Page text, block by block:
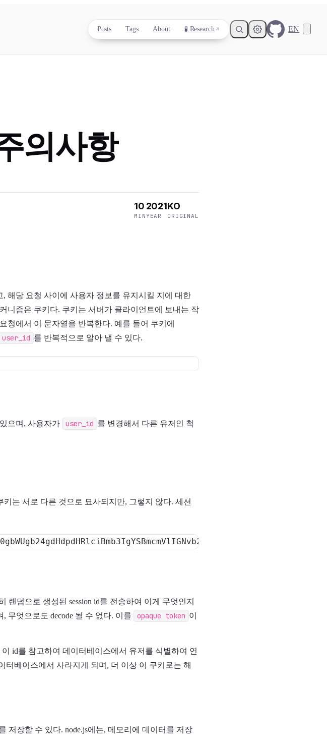
Posts Tags About 🧪 Research EN
의사항
10
MIN
2021
YEAR
KO
ORIGINAL
해당 요청 사이에 사용자 정보를 유지시킬 지에 대한
니즘은 쿠키다. 쿠키는 서버가 클라이언트에 보내는 작
청에서 이 문자열을 반복한다. 예를 들어 쿠키에
user_id 를 반복적으로 알아 낼 수 있다.
으며, 사용자가 user_id 를 변경해서 다른 유저인 척
는 서로 다른 것으로 묘사되지만, 그렇지 않다. 세션
덤으로 생성된 session id를 전송하여 이게 무엇인지
무엇으로도 decode 될 수 없다. 이를
opaque token 이
id를 참고하여 데이터베이스에서 유저를 식별하여 연
터베이스에서 사라지게 되며, 더 이상 이 쿠키로는 해
저장할 수 있다. node.js에는, 메모리에 데이터를 저장